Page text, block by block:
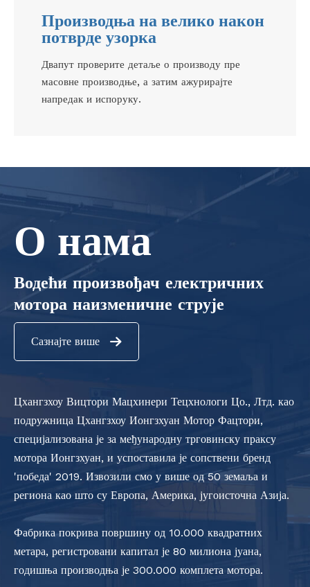
Производња на велико након
потврде узорка
Двапут проверите детаље о производу пре
масовне производње, а затим ажурирајте
напредак и испоруку.
О нама
Водећи произвођач електричних
мотора наизменичне струје
Сазнајте више
Цхангзхоу Вицтори Мацхинери Тецхнологи Цо., Лтд. као
подружница Цхангзхоу Ионгзхуан Мотор Фацтори,
специјализована је за међународну трговинску праксу
мотора Ионгзхуан, и успоставила је сопствени бренд
'победа' 2019. Извозили смо у више од 50 земаља и
региона као што су Европа, Америка, југоисточна Азија.
Фабрика покрива површину од 10.000 квадратних
метара, регистровани капитал је 80 милиона јуана,
годишња производња је 300.000 комплета мотора.